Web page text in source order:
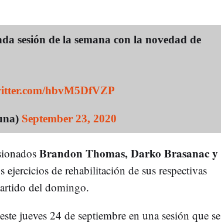
sesión de la semana con la novedad de
hbvM5DfVZP
September 23, 2020
Brandon Thomas, Darko Brasanac y
ejercicios de rehabilitación de sus respectivas
del domingo.
jueves 24 de septiembre en una sesión que se